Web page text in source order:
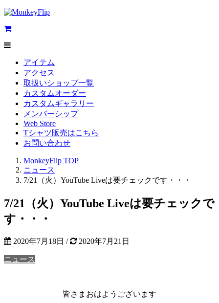
アイテム
アクセス
取扱いショップ一覧
カスタムオーダー
カスタムギャラリー
メンバーシップ
Web Store
Tシャツ販売はこちら
お問い合わせ
MonkeyFlip TOP
ニュース
7/21（火）YouTube Liveは要チェックです・・・
7/21（火）YouTube Liveは要チェックで
す・・・
2020年7月18日 / 2020年7月21日
ニュース
皆さまおはようございます